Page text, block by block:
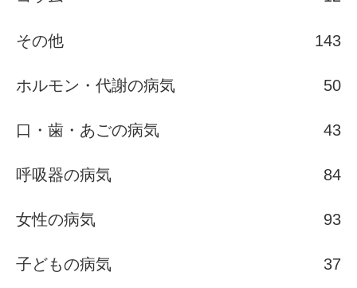
その他 143
ホルモン・代謝の病気 50
口・歯・あごの病気 43
呼吸器の病気 84
女性の病気 93
子どもの病気 37